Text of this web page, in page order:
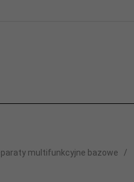
multifunkcyjne bazowe